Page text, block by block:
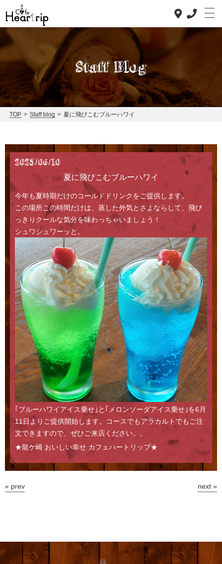
Top
Concept
Dinner
News
Staff blog
Access
Staff Blog
TOP > Staff blog > 夏に飛びこむブルーハワイ
2025/06/10
夏に飛びこむブルーハワイ
今年も夏時期だけのコールドドリンクをご提供します。
この場所この時間だけは、蒸した外気とさよならして、飛び
っきりクールな気分を味わっちゃいましょう！
シュワシュワーッと。
｢ブルーハワイアイス乗せ｣と｢メロンソーダアイス乗せ｣を6月
11日よりご提供開始します。コースでもアラカルトでもご注
文できますので、ぜひご来店ください。。
★龍ケ崎 おいしい幸せ カフェハートリップ★
« prev next »